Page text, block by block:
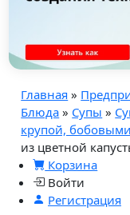
Главная »
Блюда » Супы »
крупой,
из цветной
Корзина
Войти
Регистрация